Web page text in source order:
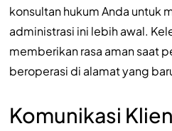
konsultan hukum Anda untuk
administrasi ini lebih awal.
memberikan rasa aman saat
beroperasi di alamat yang
Komunikasi